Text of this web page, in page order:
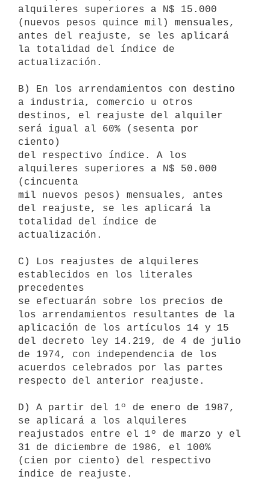
alquileres superiores a N$ 15.000
(nuevos pesos quince mil) mensuales,
antes del reajuste, se les aplicará
la totalidad del índice de
actualización.
B) En los arrendamientos con destino
a industria, comercio u otros
destinos, el reajuste del alquiler
será igual al 60% (sesenta por
ciento)
del respectivo índice. A los
alquileres superiores a N$ 50.000
(cincuenta
mil nuevos pesos) mensuales, antes
del reajuste, se les aplicará la
totalidad del índice de
actualización.
C) Los reajustes de alquileres
establecidos en los literales
precedentes
se efectuarán sobre los precios de
los arrendamientos resultantes de la
aplicación de los artículos 14 y 15
del decreto ley 14.219, de 4 de julio
de 1974, con independencia de los
acuerdos celebrados por las partes
respecto del anterior reajuste.
D) A partir del 1º de enero de 1987,
se aplicará a los alquileres
reajustados entre el 1º de marzo y el
31 de diciembre de 1986, el 100%
(cien por ciento) del respectivo